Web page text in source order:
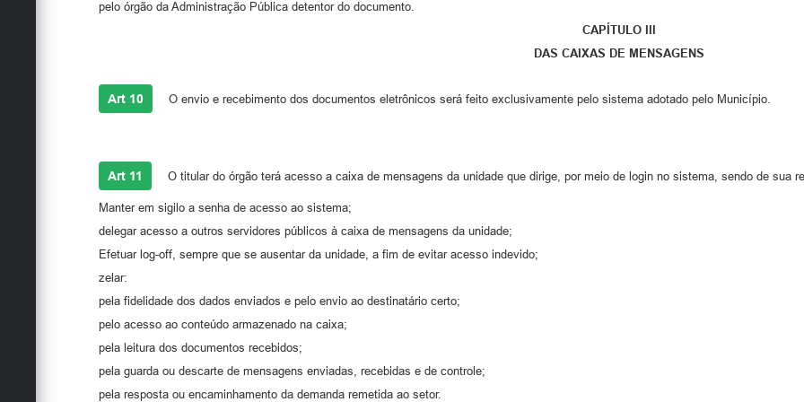
pelo órgão da Administração Pública detentor do documento.
CAPÍTULO III
DAS CAIXAS DE MENSAGENS
Art 10 O envio e recebimento dos documentos eletrônicos será feito exclusivamente pelo sistema adotado pelo Município.
Art 11 O titular do órgão terá acesso a caixa de mensagens da unidade que dirige, por meio de login no sistema, sendo de sua
Manter em sigilo a senha de acesso ao sistema;
delegar acesso a outros servidores públicos à caixa de mensagens da unidade;
Efetuar log-off, sempre que se ausentar da unidade, a fim de evitar acesso indevido;
zelar:
pela fidelidade dos dados enviados e pelo envio ao destinatário certo;
pelo acesso ao conteúdo armazenado na caixa;
pela leitura dos documentos recebidos;
pela guarda ou descarte de mensagens enviadas, recebidas e de controle;
pela resposta ou encaminhamento da demanda remetida ao setor.